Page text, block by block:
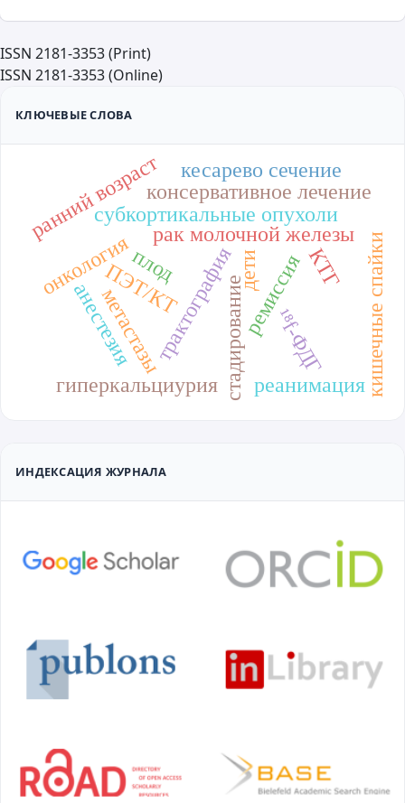
ISSN 2181-3353 (Print)
ISSN 2181-3353 (Online)
КЛЮЧЕВЫЕ СЛОВА
рак молочной железы
ПЭТ/КТ
¹⁸f-ФДГ
метастазы стадирование
онкология трактография
субкортикальные опухоли
дети
ранний возраст
гиперкальциурия
консервативное лечение
кишечные спайки
ремиссия
кесарево сечение
плод КТГ
анестезия
реанимация
ИНДЕКСАЦИЯ ЖУРНАЛА